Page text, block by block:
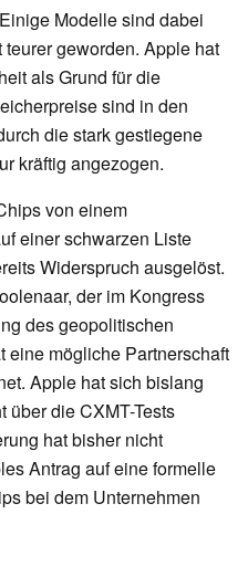
Modelle sind dabei
geworden. Apple hat
als Grund für die
sind in den
die stark gestiegene
kräftig angezogen.
von einem
einer schwarzen Liste
Widerspruch ausgelöst.
der im Kongress
des geopolitischen
eine mögliche Partnerschaft
Apple hat sich bislang
über die CXMT-Tests
hat bisher nicht
Antrag auf eine formelle
bei dem Unternehmen